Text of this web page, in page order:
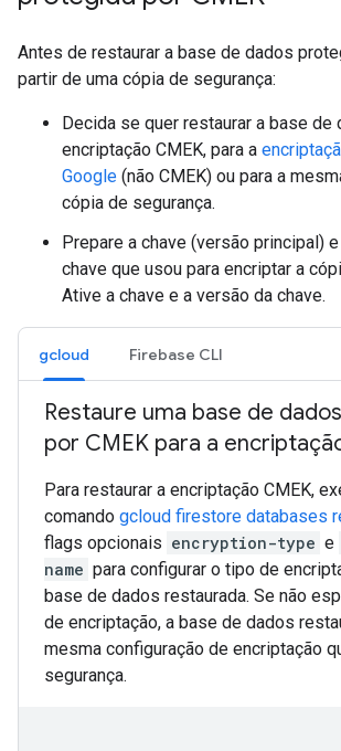
Antes de restaurar a base de dados
partir de uma cópia de segurança:
Decida se quer restaurar a base de
encriptação CMEK, para a
Google (não CMEK) ou para a
cópia de segurança.
Prepare a chave (versão principal)
chave que usou para encriptar a
Ative a chave e a versão da chave.
gcloud Firebase CLI
Restaure uma base de
por CMEK para a
Para restaurar a encriptação CMEK,
comando gcloud firestore databases
flags opcionais encryption-type e
name para configurar o tipo de
base de dados restaurada. Se não
de encriptação, a base de dados
mesma configuração de encriptação
segurança.